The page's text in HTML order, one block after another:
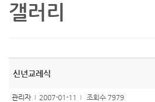
갤러리
신년교례식
관리자 l 2007-01-11 l 조회수 7979